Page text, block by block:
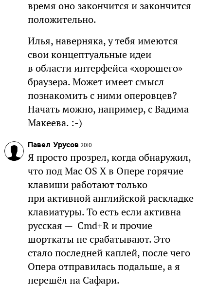
время оно закончится и закончится
положительно.
Илья, наверняка, у тебя имеются
свои концептуальные идеи
в области интерфейса «хорошего»
браузера. Может имеет смысл
познакомить с ними оперовцев?
Начать можно, например, с Вадима
Макеева. :-)
Павел Урусов 2010
Я просто прозрел, когда обнаружил,
что под Mac OS X в Опере горячие
клавиши работают только
при активной английской раскладке
клавиатуры. То есть если активна
русская — Cmd+R и прочие
шорткаты не срабатывают. Это
стало последней каплей, после чего
Опера отправилась подальше, а я
перешёл на Сафари.